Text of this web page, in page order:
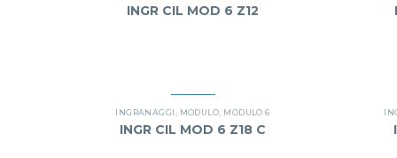
INGR CIL MOD 6 Z12
INGRANAGGI MODULO MODULO 6
INGR CIL MOD 6 Z18 C